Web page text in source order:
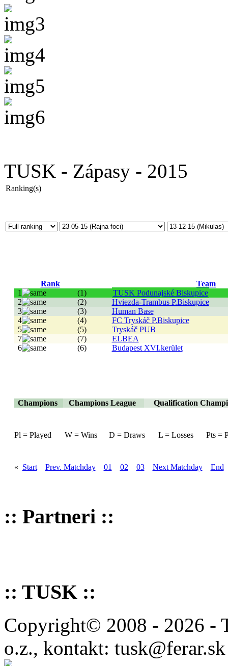
TUSK - Zápasy - 2015
Ranking(s)
Rank
Team
1
(1)
TUSK Podunajské Biskupice
2
(2)
Hviezda-Trambus P.Biskupice
3
(3)
Human Base
4
(4)
FC Tryskáč P.Biskupice
5
(5)
Tryskáč PUB
7
(7)
ELBEA
6
(6) Budapest XVI.kerület
Champions Champions League Qualification
Pl = Played W = Wins D = Draws L = Losses Pts =
« Start Prev. Matchday 01 02 03 Next Matchday End
:: Partneri ::
:: TUSK ::
Copyright© 2008 - 2026 -
o.z., kontakt: